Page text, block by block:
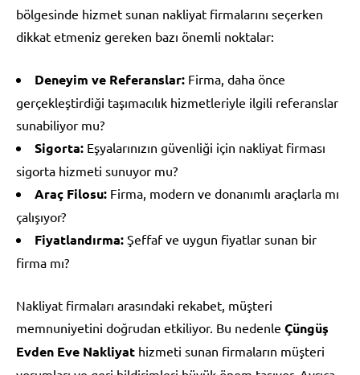
bölgesinde hizmet sunan nakliyat firmalarını seçerken
dikkat etmeniz gereken bazı önemli noktalar:
Deneyim ve Referanslar: Firma, daha önce
gerçekleştirdiği taşımacılık hizmetleriyle ilgili referanslar
sunabiliyor mu?
Sigorta: Eşyalarınızın güvenliği için nakliyat firması
sigorta hizmeti sunuyor mu?
Araç Filosu: Firma, modern ve donanımlı araçlarla mı
çalışıyor?
Fiyatlandırma: Şeffaf ve uygun fiyatlar sunan bir
firma mı?
Nakliyat firmaları arasındaki rekabet, müşteri
memnuniyetini doğrudan etkiliyor. Bu nedenle Çüngüş
Evden Eve Nakliyat hizmeti sunan firmaların müşteri